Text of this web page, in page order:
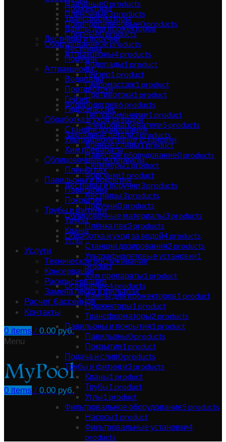
Прожекторы
Трансформаторы
Лампы для прожекторов
Лестницы и поручни
Лестницы
Поручни
Аттракционы
Водопады
Противотоки
Гейзер
Гидромассаж
Обработка и уход за водой
Станции дозирования
Ультрафиолетовые установки
Хим препараты
Облицовочные материалы
Плёнка пвх
Павильоны и покрытия
Павильоны
Покрытия
Трубы и фитинги
Трубы
Краны
Углы
Услуги
Техническое обслуживание
Консервация
Расконсервация
Замена песка в фильтрах
Расчет бассейнов
Контакты
0 items / 0.00руб.
Menu
0 items / 0.00 руб.
Надувные0products
Плёночные3products
Полипропиленовые0products
Сборные0products
Оборудование36products
Аттракционы4products
Водопады1 product
Гейзер1 product
Гидромассаж1 product
Противотоки1 product
Водоподогрев6products
Теплообменники1 product
Электронагреватели5products
Закладные детали3products
Донные сливы1product
Навесное оборудование0products
Скиммеры1product
Форсунки1 product
Лестницы и поручни3products
Лестницы3products
Поручни0products
Облицовочные материалы3products
Плёнка пвх3products
Обработка и уход за водой4products
Станции дозирования2 products
Ультрафиолетовые установки1
product
Хим препараты1 product
Освещение4products
Лампы для прожекторов1 product
Прожекторы1 product
Трансформаторы2 products
Павильоны и покрытия1 product
Павильоны0products
Покрытия1 product
Подача и слив0products
Трубы и фитинги3products
Краны1 product
Трубы1 product
Углы1 product
Фильтровальное оборудование5products
Насосы1 product
Фильтровальные установки4
products